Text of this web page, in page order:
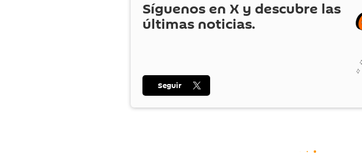
Síguenos en X y descubre las
últimas noticias.
Seguir